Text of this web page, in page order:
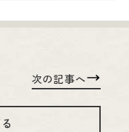
次の記事へ